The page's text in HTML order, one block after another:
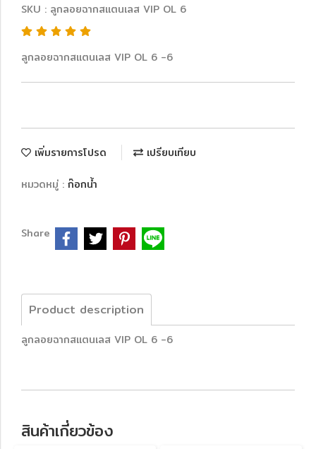
SKU : ลูกลอยฉากสแตนเลส VIP OL 6
ลูกลอยฉากสแตนเลส VIP OL 6 -6
เพิ่มรายการโปรด เปรียบเทียบ
หมวดหมู่ : ก๊อกน้ำ
Share
Product description
ลูกลอยฉากสแตนเลส VIP OL 6 -6
สินค้าเกี่ยวข้อง